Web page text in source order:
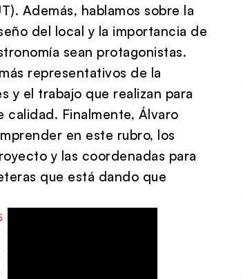
Además, hablamos sobre la
del local y la importancia de
sean protagonistas.
representativos de la
y el trabajo que realizan para
calidad. Finalmente, Álvaro
en este rubro, los
y las coordenadas para
que está dando que